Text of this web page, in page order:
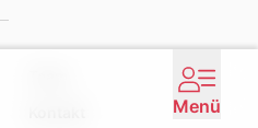
Menü